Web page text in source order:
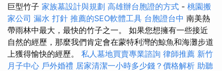
巨型竹子 家族墓設計與規劃 高雄辦台胞證的方式 - 桃園搬
家公司 漏水 打針 推薦的SEO軟體工具 台胞證台中 南美熱
帶雨林中最大，最快的竹子之一。 如果您想擁有一些接近
自然的經歷，那麼我們肯定會在蒙特利灣的鯨魚和海灘步道
上獲得愉快的經歷。 私人墓地買賣專業諮詢 律師推薦 新竹
月子中心 戶外婚禮 居家清潔一小時多少錢？價格解析 助聽